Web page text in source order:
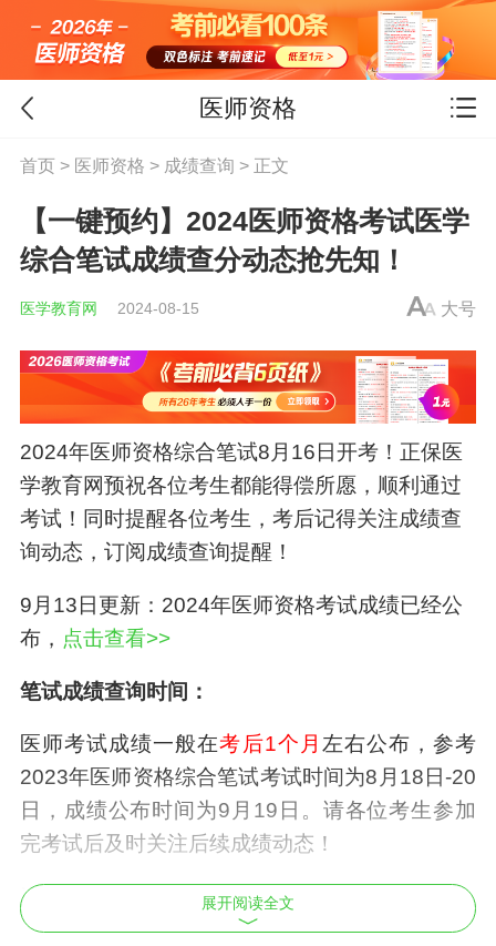
医师资格
首页> 医师资格 > 成绩查询 > 正文
【一键预约】2024医师资格考试医学
综合笔试成绩查分动态抢先知！
医学教育网 2024-08-15 大号
2024年医师资格综合笔试8月16日开考！正保医
学教育网预祝各位考生都能得偿所愿，顺利通过
考试！同时提醒各位考生，考后记得关注成绩查
询动态，订阅成绩查询提醒！
9月13日更新：2024年医师资格考试成绩已经公
布， 点击查看>>
笔试成绩查询时间：
医师考试成绩一般在考后1个月 左右公布，参考
2023年医师资格综合笔试考试时间为8月18日-20
日，成绩公布时间为9月19日。请各位考生参加
完考试后及时关注后续成绩动态！
进群预约成绩提醒，成绩查询入口开通及时通知
大家！
展开阅读全文